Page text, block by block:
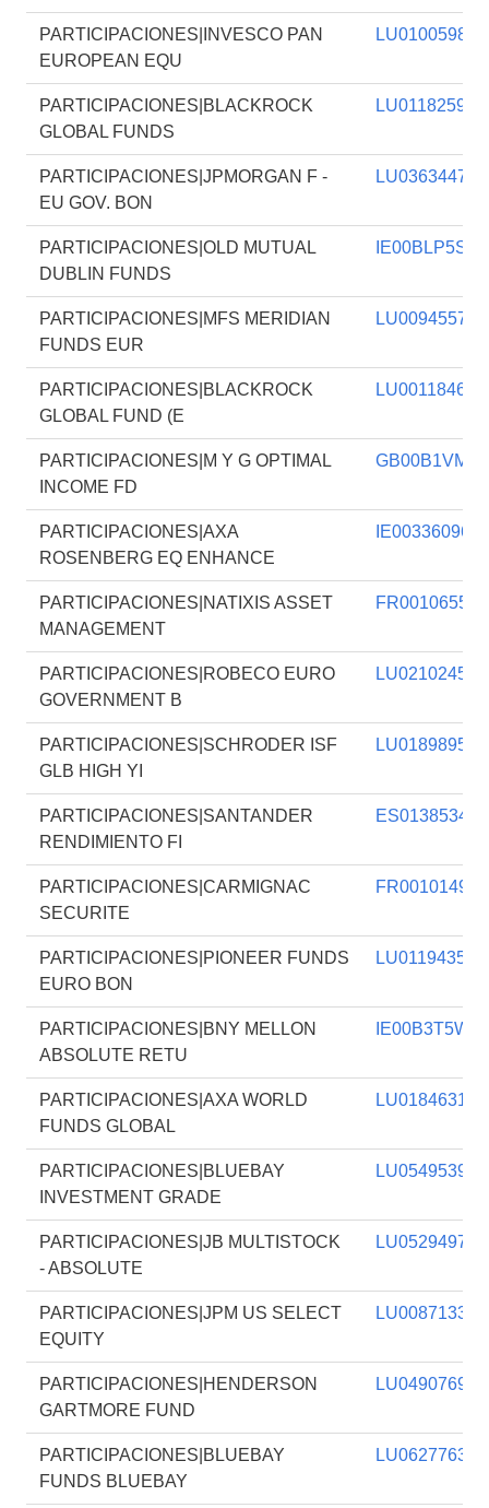
PARTICIPACIONES|INVESCO PAN
EUROPEAN EQU
PARTICIPACIONES|BLACKROCK
GLOBAL FUNDS
PARTICIPACIONES|JPMORGAN F -
EU GOV. BON
PARTICIPACIONES|OLD MUTUAL
DUBLIN FUNDS
PARTICIPACIONES|MFS MERIDIAN
FUNDS EUR
PARTICIPACIONES|BLACKROCK
GLOBAL FUND (E
PARTICIPACIONES|M Y G OPTIMAL
INCOME FD
PARTICIPACIONES|AXA
ROSENBERG EQ ENHANCE
IE0033609615
PARTICIPACIONES|NATIXIS ASSET
MANAGEMENT
PARTICIPACIONES|ROBECO EURO
GOVERNMENT B
PARTICIPACIONES|SCHRODER ISF
GLB HIGH YI
PARTICIPACIONES|SANTANDER
RENDIMIENTO FI
PARTICIPACIONES|CARMIGNAC
SECURITE
PARTICIPACIONES|PIONEER FUNDS
EURO BON
PARTICIPACIONES|BNY MELLON
ABSOLUTE RETU
PARTICIPACIONES|AXA WORLD
FUNDS GLOBAL
PARTICIPACIONES|BLUEBAY
INVESTMENT GRADE
PARTICIPACIONES|JB MULTISTOCK
- ABSOLUTE
PARTICIPACIONES|JPM US SELECT
EQUITY
PARTICIPACIONES|HENDERSON
GARTMORE FUND
PARTICIPACIONES|BLUEBAY
FUNDS BLUEBAY